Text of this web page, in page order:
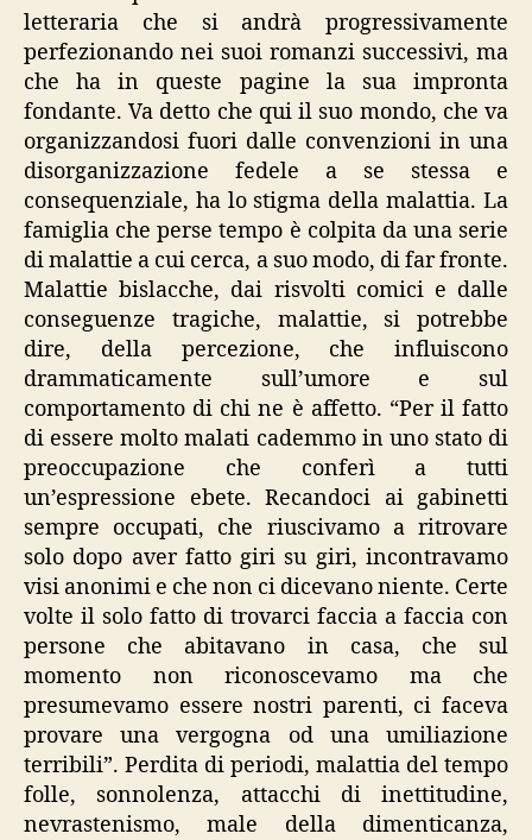
letteraria che si andrà progressivamente
perfezionando nei suoi romanzi successivi, ma
che ha in queste pagine la sua impronta
fondante. Va detto che qui il suo mondo, che va
organizzandosi fuori dalle convenzioni in una
disorganizzazione fedele a se stessa e
consequenziale, ha lo stigma della malattia. La
famiglia che perse tempo è colpita da una serie
di malattie a cui cerca, a suo modo, di far fronte.
Malattie bislacche, dai risvolti comici e dalle
conseguenze tragiche, malattie, si potrebbe
dire, della percezione, che influiscono
drammaticamente sull’umore e sul
comportamento di chi ne è affetto. “Per il fatto
di essere molto malati cademmo in uno stato di
preoccupazione che conferì a tutti
un’espressione ebete. Recandoci ai gabinetti
sempre occupati, che riuscivamo a ritrovare
solo dopo aver fatto giri su giri, incontravamo
visi anonimi e che non ci dicevano niente. Certe
volte il solo fatto di trovarci faccia a faccia con
persone che abitavano in casa, che sul
momento non riconoscevamo ma che
presumevamo essere nostri parenti, ci faceva
provare una vergogna od una umiliazione
terribili”. Perdita di periodi, malattia del tempo
folle, sonnolenza, attacchi di inettitudine,
nevrastenismo, male della dimenticanza,